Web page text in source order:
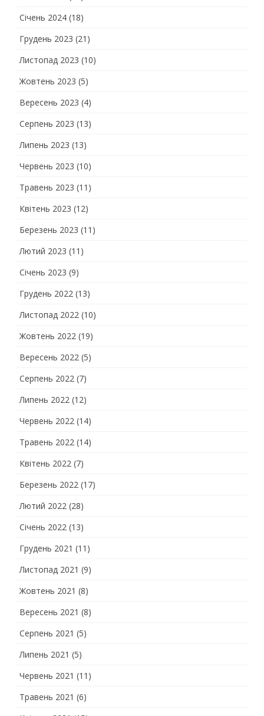
Січень 2024 (18)
Грудень 2023 (21)
Листопад 2023 (10)
Жовтень 2023 (5)
Вересень 2023 (4)
Серпень 2023 (13)
Липень 2023 (13)
Червень 2023 (10)
Травень 2023 (11)
Квітень 2023 (12)
Березень 2023 (11)
Лютий 2023 (11)
Січень 2023 (9)
Грудень 2022 (13)
Листопад 2022 (10)
Жовтень 2022 (19)
Вересень 2022 (5)
Серпень 2022 (7)
Липень 2022 (12)
Червень 2022 (14)
Травень 2022 (14)
Квітень 2022 (7)
Березень 2022 (17)
Лютий 2022 (28)
Січень 2022 (13)
Грудень 2021 (11)
Листопад 2021 (9)
Жовтень 2021 (8)
Вересень 2021 (8)
Серпень 2021 (5)
Липень 2021 (5)
Червень 2021 (11)
Травень 2021 (6)